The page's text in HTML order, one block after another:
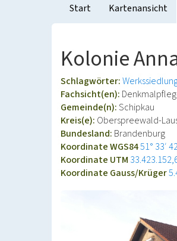
Start Kartenansicht
Kolonie
Schlagwörter:
Fachsicht(en):
Gemeinde(n):Schipkau
Kreis(e): Oberspreewald-
Bundesland: Brandenburg
Koordinate WGS8451° 33′
Koordinate UTM
Koordinate Gauss/Krüger